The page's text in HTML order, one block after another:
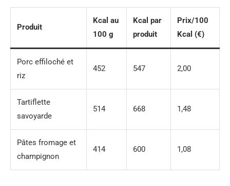
Produit
Kcal au
100 g
Kcal par
produit
Prix/100
Kcal (€)
Porc effiloché et
riz
452 547 2,00
Tartiflette
savoyarde
514 668 1,48
Pâtes fromage et
champignon
414 600 1,08